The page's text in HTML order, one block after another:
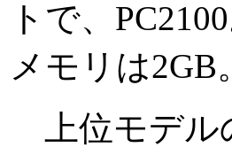
トで、
メモリは2GB。
上位モデル